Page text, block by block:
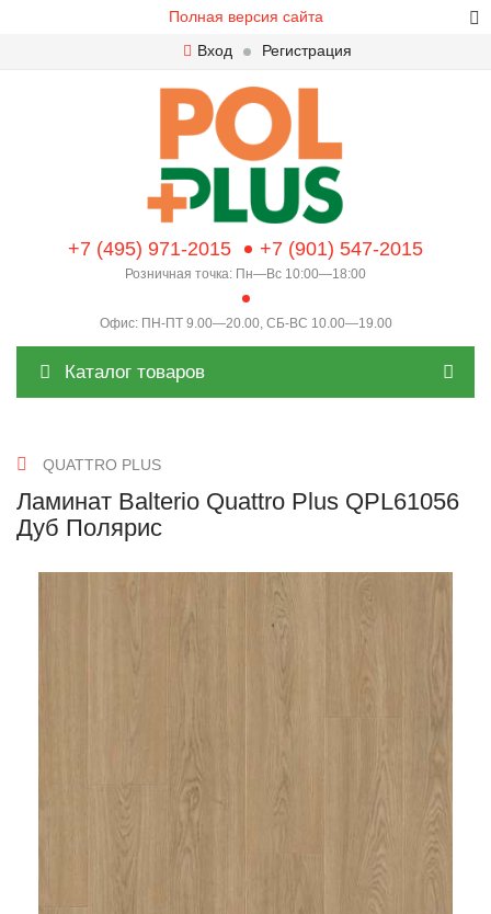
Полная версия сайта
Вход
Регистрация
+7 (495) 971-2015 +7 (901) 547-2015
Розничная точка: Пн—Вс 10:00—18:00
Офис: ПН-ПТ 9.00—20.00, СБ-ВС 10.00—19.00
Каталог товаров
QUATTRO PLUS
Ламинат Balterio Quattro Plus QPL61056
Дуб Полярис